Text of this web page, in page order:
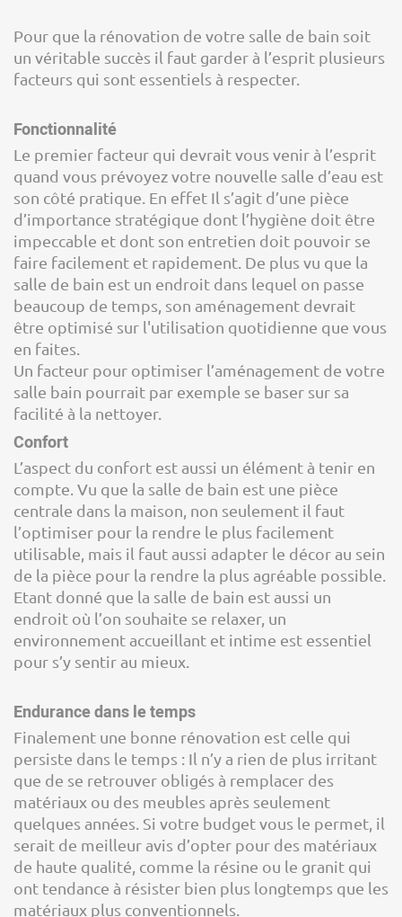
Pour que la rénovation de votre salle de bain soit
un véritable succès il faut garder à l’esprit plusieurs
facteurs qui sont essentiels à respecter.
Fonctionnalité
Le premier facteur qui devrait vous venir à l’esprit
quand vous prévoyez votre nouvelle salle d’eau est
son côté pratique. En effet Il s’agit d’une pièce
d’importance stratégique dont l’hygiène doit être
impeccable et dont son entretien doit pouvoir se
faire facilement et rapidement. De plus vu que la
salle de bain est un endroit dans lequel on passe
beaucoup de temps, son aménagement devrait
être optimisé sur l'utilisation quotidienne que vous
en faites.
Un facteur pour optimiser l’aménagement de votre
salle bain pourrait par exemple se baser sur sa
facilité à la nettoyer.
Confort
L’aspect du confort est aussi un élément à tenir en
compte. Vu que la salle de bain est une pièce
centrale dans la maison, non seulement il faut
l’optimiser pour la rendre le plus facilement
utilisable, mais il faut aussi adapter le décor au sein
de la pièce pour la rendre la plus agréable possible.
Etant donné que la salle de bain est aussi un
endroit où l’on souhaite se relaxer, un
environnement accueillant et intime est essentiel
pour s’y sentir au mieux.
Endurance dans le temps
Finalement une bonne rénovation est celle qui
persiste dans le temps : Il n’y a rien de plus irritant
que de se retrouver obligés à remplacer des
matériaux ou des meubles après seulement
quelques années. Si votre budget vous le permet, il
serait de meilleur avis d’opter pour des matériaux
de haute qualité, comme la résine ou le granit qui
ont tendance à résister bien plus longtemps que les
matériaux plus conventionnels.